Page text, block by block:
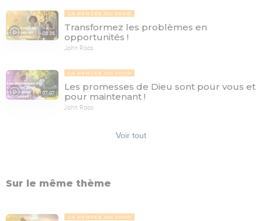
08:36
LA PENSÉE DU JOUR
Transformez les problèmes en
opportunités !
John Roos
07:07
LA PENSÉE DU JOUR
Les promesses de Dieu sont pour vous et
pour maintenant !
John Roos
Voir tout
Sur le même thème
LA PENSÉE DU JOUR